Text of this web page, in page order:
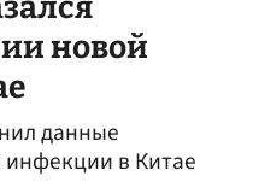
новой
данные
инфекции в Китае